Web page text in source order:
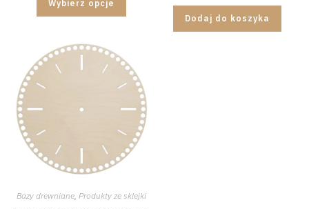
Wybierz opcje
Dodaj do koszyka
Bazy drewniane Produkty ze sklejki